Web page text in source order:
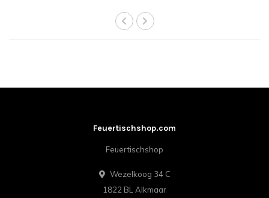
Feuertischshop.com
Feuertischshop
Wezelkoog 34 C
1822 BL Alkmaar